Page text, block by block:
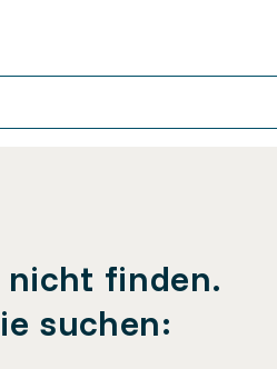
nicht finden.
suchen: